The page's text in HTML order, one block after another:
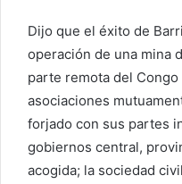
Dijo que el éxito de
operación de una mina
parte remota del
asociaciones
forjado con sus partes
gobiernos central,
acogida; la sociedad